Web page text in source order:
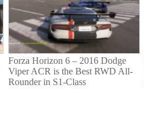
Forza Horizon 6 – 2016 Dodge
Viper ACR is the Best RWD All-
Rounder in S1-Class